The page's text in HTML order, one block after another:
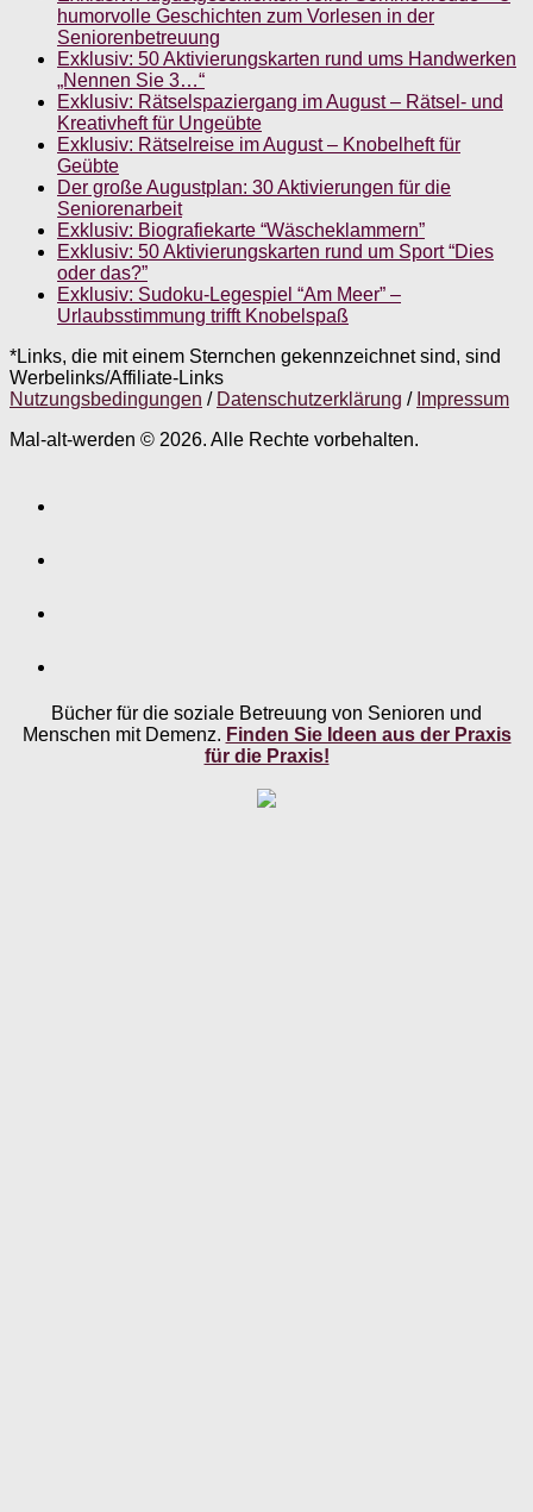
humorvolle Geschichten zum Vorlesen in der
Seniorenbetreuung
Exklusiv: 50 Aktivierungskarten rund ums Handwerken
„Nennen Sie 3…“
Exklusiv: Rätselspaziergang im August – Rätsel- und
Kreativheft für Ungeübte
Exklusiv: Rätselreise im August – Knobelheft für
Geübte
Der große Augustplan: 30 Aktivierungen für die
Seniorenarbeit
Exklusiv: Biografiekarte “Wäscheklammern”
Exklusiv: 50 Aktivierungskarten rund um Sport “Dies
oder das?”
Exklusiv: Sudoku-Legespiel “Am Meer” –
Urlaubsstimmung trifft Knobelspaß
*Links, die mit einem Sternchen gekennzeichnet sind, sind
Werbelinks/Affiliate-Links
Nutzungsbedingungen / Datenschutzerklärung / Impressum
Mal-alt-werden © 2026. Alle Rechte vorbehalten.
Bücher für die soziale Betreuung von Senioren und
Menschen mit Demenz. Finden Sie Ideen aus der Praxis
für die Praxis!